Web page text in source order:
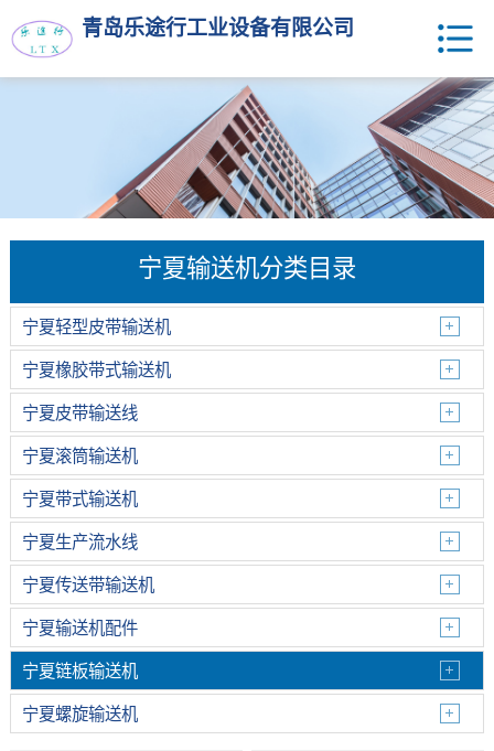
青岛乐途行工业设备有限公司
宁夏输送机分类目录
宁夏轻型皮带输送机
宁夏橡胶带式输送机
宁夏皮带输送线
宁夏滚筒输送机
宁夏带式输送机
宁夏生产流水线
宁夏传送带输送机
宁夏输送机配件
宁夏链板输送机
宁夏螺旋输送机